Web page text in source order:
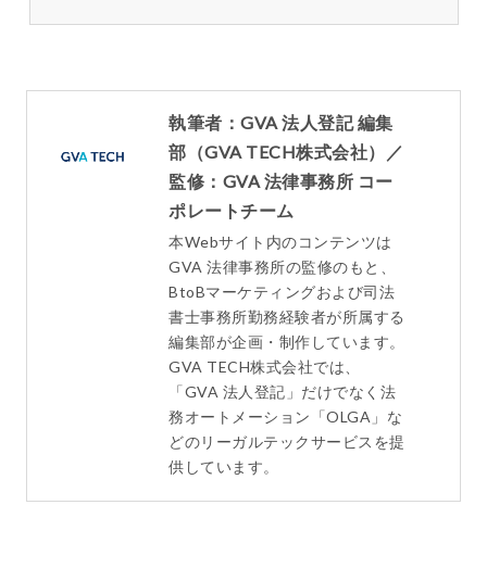
執筆者：GVA 法人登記 編集
部（GVA TECH株式会社）／
監修：GVA 法律事務所 コー
ポレートチーム
本Webサイト内のコンテンツは
GVA 法律事務所の監修のもと、
BtoBマーケティングおよび司法
書士事務所勤務経験者が所属する
編集部が企画・制作しています。
GVA TECH株式会社では、
「GVA 法人登記」だけでなく法
務オートメーション「OLGA」な
どのリーガルテックサービスを提
供しています。